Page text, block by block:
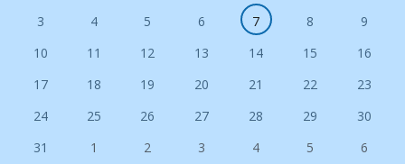
3
4 5 6 7 8
9
10
11 12 13 14 15
16
17
18 19 20 21 22
23
24
25 26 27 28 29
30
31
1 2 3 4 5 6